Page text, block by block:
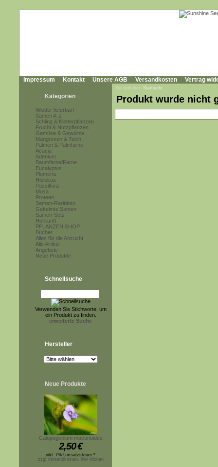
Impressum Kontakt Unsere AGB Versandkosten Vertrag
Kategorien
Wieder lieferbar!
Samen A-Z
Schling & Kletterpflanzen
Frucht & Nutzpflanzen
Gemüse & Gewürze
Mangroven & Teich
Palmen & Palmfarne
Acacia
Adenium
Baumfarne/Farne
Eucalyptus
Plumeria
Hibiskus
Passiflora
Musa
Proteen
Samen-Raritäten
Gekeimte Samen
Samen-Sets
Herkunft
PFLANZEN SHOP
Bücher
Alles für die Anzucht
Alle Artikel
Angebote
Neue Produkte
Schnellsuche
Verwenden Sie Stichworte, um
ein Produkt zu finden.
erweiterte Suche
Hersteller
Neue Produkte
Calopogonium mucunoides
2,50€
inkl. 7% Umsatzsteuer *
zzgl.Versandkosten, hier klicken
Sie sind hier: Startseite
Produkt wurde nicht